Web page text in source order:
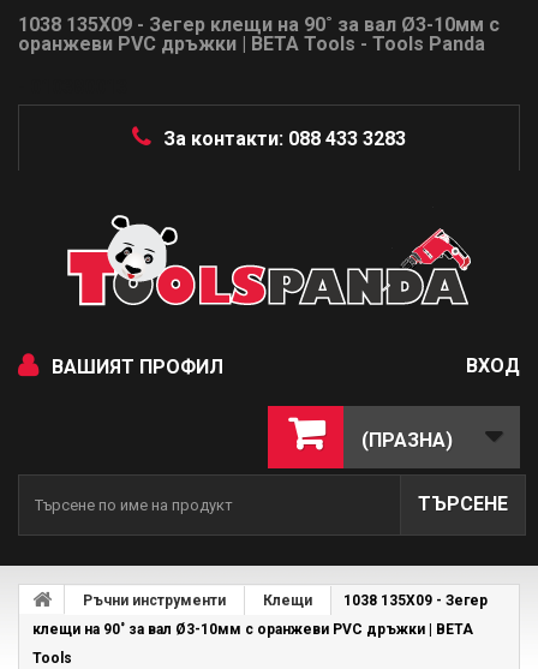
1038 135X09 - Зегер клещи на 90˚ за вал Ø3-10мм с
оранжеви PVC дръжки | BETA Tools - Tools Panda
За контакти: 088 433 3283
ВАШИЯТ ПРОФИЛ ВХОД
(ПРАЗНА)
ТЪРСЕНЕ
Ръчни инструменти Клещи
1038 135X09 - Зегер
клещи на 90˚ за вал Ø3-10мм с оранжеви PVC дръжки | BETA
Tools